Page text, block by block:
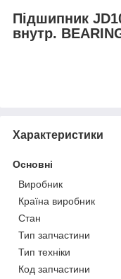
Підшипник
внутр.
Характеристики
Основні
Виробник
Країна виробник
Стан
Тип запчастини
Тип техніки
Код запчастини